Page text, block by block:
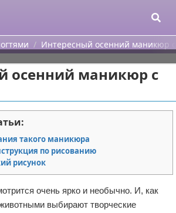
Интересный осенний маникюр
осенний маникюр с
такого маникюра
по рисованию
рисунок
очень ярко и необычно. И, как
выбирают творческие